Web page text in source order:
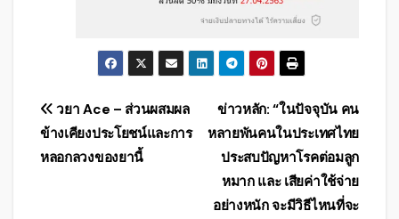
แนะแนว
เรื่อง
ข่าวหลัก: “ในปัจจุบัน คน
หลายพันคนในประเทศไทย
ประสบปัญหาโรคต่อมลูก
หมาก และ เสียค่าใช้จ่าย
อย่างหนัก จะมีวิธีไหนที่จะ
วยา Ace – ส่วนผสมผล
ข้างเคียงประโยชน์และการ
หลอกลวงของยานี้